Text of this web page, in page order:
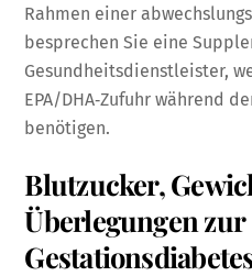
Rahmen einer
besprechen Sie eine
Gesundheitsdienstleister,
EPA/DHA‑Zufuhr während
benötigen.
Blutzucker,
Überlegungen zur